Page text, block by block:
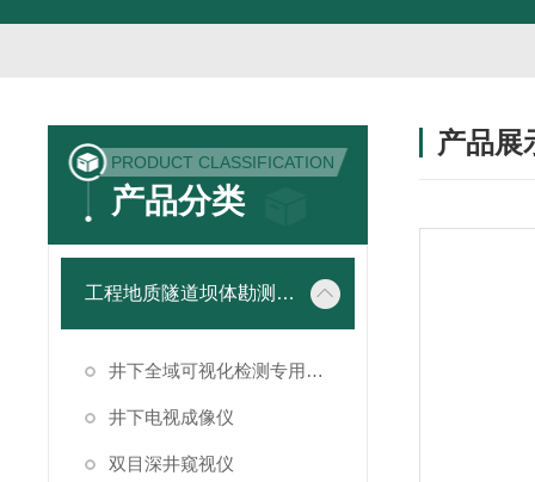
PRODUCT CLASSIFICATION
产品分类
工程地质隧道坝体勘测仪器
井下全域可视化检测专用成像设备
井下电视成像仪
双目深井窥视仪
产品展